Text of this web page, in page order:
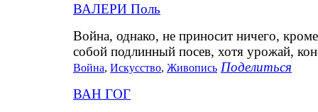
ВАЛЕРИ Поль
Война, однако, не приносит ничего,
собой подлинный посев, хотя урожай,
Война, Искусство, Живопись Поделиться
ВАН ГОГ